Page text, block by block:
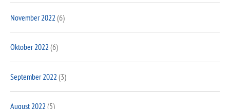
November 2022 (6)
Oktober 2022 (6)
September 2022 (3)
August 2022 (5)